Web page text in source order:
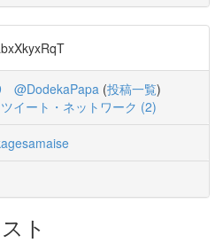
@DodekaPapa (投稿一覧)
ツイート・ネットワーク (2)
ト